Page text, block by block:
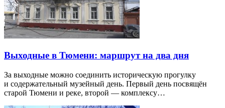
Выходные в Тюмени: маршрут на два дня
За выходные можно соединить историческую прогулку
и содержательный музейный день. Первый день посвящён
старой Тюмени и реке, второй — комплексу…